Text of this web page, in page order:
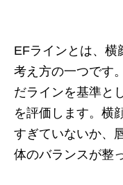
EFラインとは、横
考え方の一つです
だラインを基準と
を評価します。横
すぎていないか、
体のバランスが整